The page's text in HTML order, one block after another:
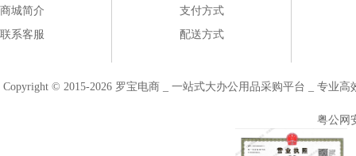
商城简介
联系客服
支付方式
配送方式
Copyright © 2015-2026 罗宝电商 _ 一站式大办公用品采购平台 _ 专业
粤公网